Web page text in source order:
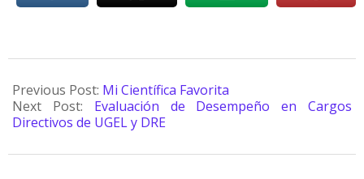
Previous Post: Mi Científica Favorita
Next Post: Evaluación de Desempeño en Cargos
Directivos de UGEL y DRE